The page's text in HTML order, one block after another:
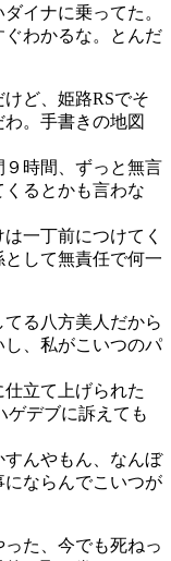
イナに乗ってた。
わかるな。とんだ
ど、姫路RSでそ
。手書きの地図
時間、ずっと無言
るとかも言わな
一丁前につけてく
して無責任で何一
る八方美人だから
、私がこいつのパ
立て上げられた
ゲデブに訴えても
んやもん、なんぼ
ならんでこいつが
た、今でも死ねっ